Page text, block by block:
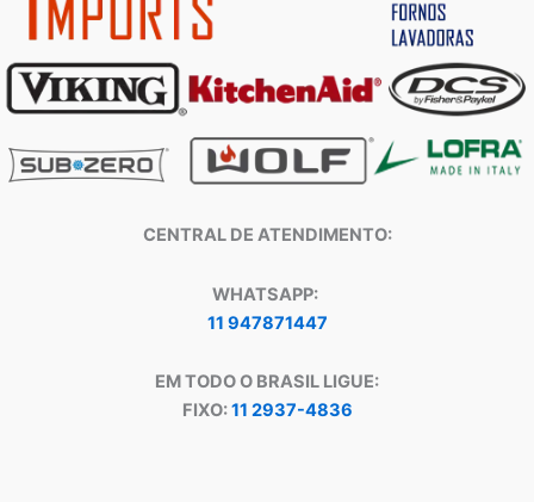
CENTRAL DE ATENDIMENTO:
WHATSAPP:
11 947871447
EM TODO O BRASIL LIGUE:
FIXO:11 2937-4836